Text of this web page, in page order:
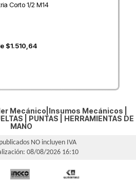
Corto 1/2 M14
$1.510,64
Mecánico|Insumos Mecánicos |
PUNTAS
HERRAMIENTAS DE
MANO
NO incluyen IVA
08/08/2026 16:10